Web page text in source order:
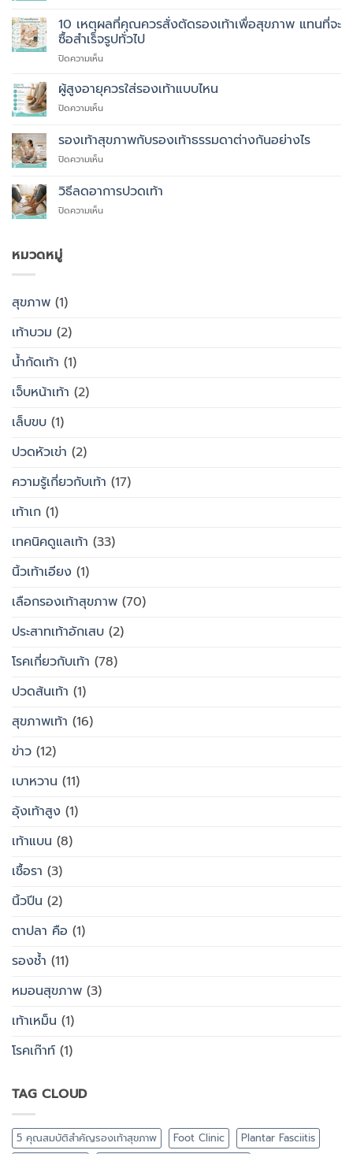
เพื่อ
สุขภาพ
ที่
แพทย์
10 เหตุผลที่คุณควรสั่งตัดรองเท้าเพื่อสุขภาพ แทนที่จะ
ซื้อสำเร็จรูปทั่วไป
ปิดความเห็นบน
เหตุผล
คุณ
สั่ง
ตัด
รองเท้า
สุขภาพ
ผู้สูงอายุควรใส่รองเท้าแบบไหน
ปิดความเห็นบน
สูง
อายุ
ควร
รองเท้า
ไหน
รองเท้าสุขภาพกับรองเท้าธรรมดาต่างกันอย่างไร
ปิดความเห็นบน
สุขภาพ
กับ
รองเท้า
วิธีลดอาการปวดเท้า
ปิดความเห็นบน
หมวดหมู่
สุขภาพ (1)
เท้าบวม (2)
น้ำกัดเท้า (1)
เจ็บหน้าเท้า (2)
เล็บขบ (1)
ปวดหัวเข่า (2)
ความรู้เกี่ยวกับเท้า (17)
เท้าเก (1)
เทคนิคดูแลเท้า (33)
นิ้วเท้าเอียง (1)
เลือกรองเท้าสุขภาพ (70)
ประสาทเท้าอักเสบ (2)
โรคเกี่ยวกับเท้า (78)
ปวดส้นเท้า (1)
สุขภาพเท้า (16)
ข่าว (12)
เบาหวาน (11)
อุ้งเท้าสูง (1)
เท้าแบน (8)
เชื้อรา (3)
นิ้วปีน (2)
ตาปลา คือ (1)
รองช้ำ (11)
หมอนสุขภาพ (3)
เท้าเหม็น (1)
โรคเก๊าท์ (1)
TAG CLOUD
5 คุณสมบัติสำคัญรองเท้าสุขภาพ Foot Clinic Plantar Fasciitis